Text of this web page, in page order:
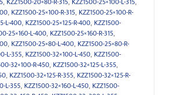
, KZZ1500-25×100-R-315, KZZ1500-25×100-R-
L-400, KZZ1500-25×125-R-400, KZZ1500-
25×160-L-400, KZZ1500-25×160-R-315,
, KZZ1500-25×80-L-400, KZZ1500-25×80-R-
L-355, KZZ1500-32×100-L-450, KZZ1500-
32×100-R-450, KZZ1500-32×125-L-355,
, KZZ1500-32×125-R-355, KZZ1500-32×125-R-
L-355, KZZ1500-32×160-L-450, KZZ1500-